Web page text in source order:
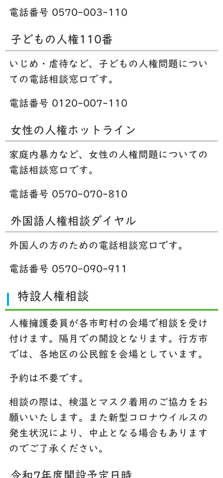
電話番号 0570-003-110
子どもの人権110番
いじめ・虐待など、子どもの人権問題につい
ての電話相談窓口です。
電話番号 0120-007-110
女性の人権ホットライン
家庭内暴力など、女性の人権問題についての
電話相談窓口です。
電話番号 0570-070-810
外国語人権相談ダイヤル
外国人の方のための電話相談窓口です。
電話番号 0570-090-911
特設人権相談
人権擁護委員が各市町村の会場で相談を受け
付けます。隔月での開設となります。行方市
では、各地区の公民館を会場としています。
予約は不要です。
相談の際は、検温とマスク着用のご協力をお
願いいたします。また新型コロナウイルスの
発生状況により、中止となる場合もあります
のでご了承ください。